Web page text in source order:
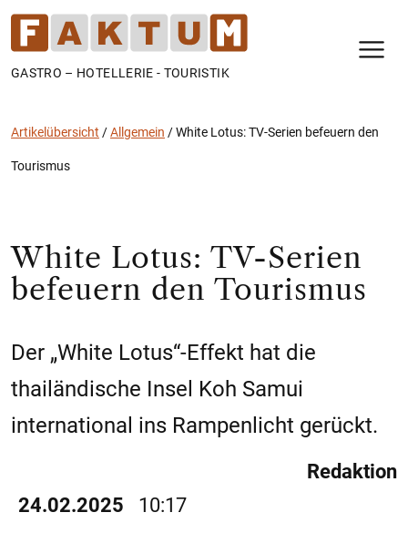
GASTRO – HOTELLERIE - TOURISTIK
Artikelübersicht /Allgemein /White Lotus: TV-Serien befeuern den
Tourismus
White Lotus: TV-Serien
befeuern den Tourismus
Der „White Lotus“-Effekt hat die
thailändische Insel Koh Samui
international ins Rampenlicht gerückt.
24.02.2025 10:17
Redaktion